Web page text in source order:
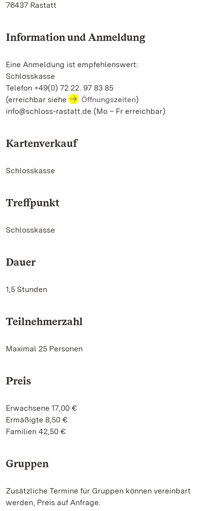
76437 Rastatt
Information und Anmeldung
Eine Anmeldung ist empfehlenswert:
Schlosskasse
Telefon +49(0) 72 22. 97 83 85
(erreichbar siehe
Öffnungszeiten)
info@schloss-rastatt.de (Mo – Fr erreichbar)
Kartenverkauf
Schlosskasse
Treffpunkt
Schlosskasse
Dauer
1,5 Stunden
Teilnehmerzahl
Maximal 25 Personen
Preis
Erwachsene 17,00 €
Ermäßigte 8,50 €
Familien 42,50 €
Gruppen
Zusätzliche Termine für Gruppen können vereinbart
werden, Preis auf Anfrage.